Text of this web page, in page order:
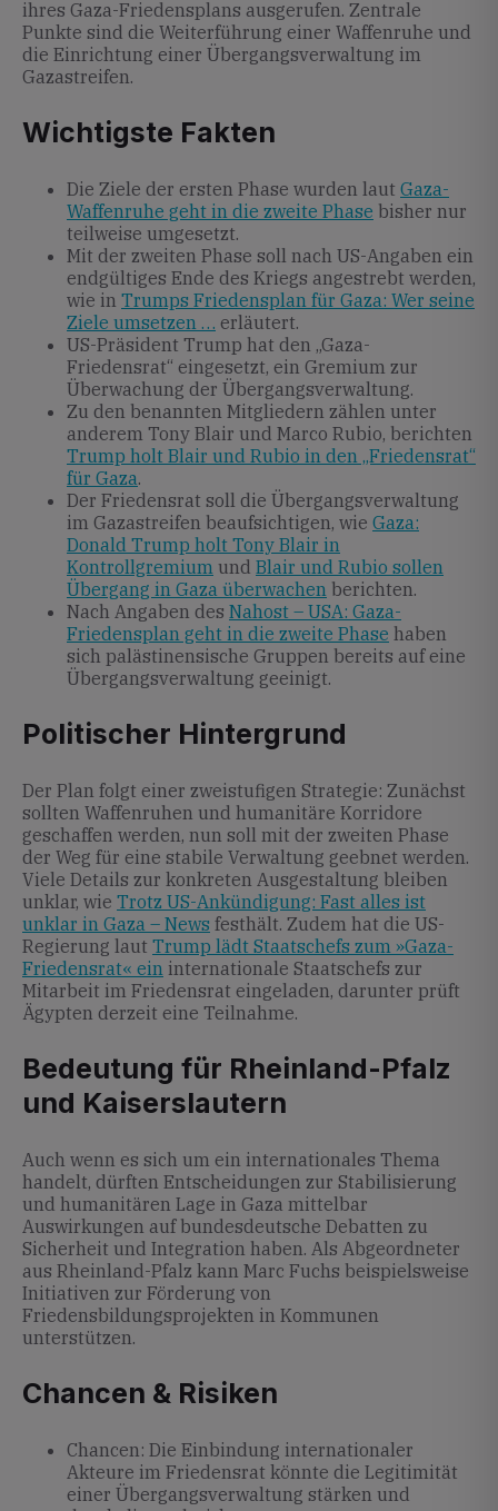
ihres Gaza-Friedensplans ausgerufen. Zentrale
Punkte sind die Weiterführung einer Waffenruhe und
die Einrichtung einer Übergangsverwaltung im
Gazastreifen.
Wichtigste Fakten
Die Ziele der ersten Phase wurden laut Gaza-
Waffenruhe geht in die zweite Phase bisher nur
teilweise umgesetzt.
Mit der zweiten Phase soll nach US-Angaben ein
endgültiges Ende des Kriegs angestrebt werden,
wie in Trumps Friedensplan für Gaza: Wer seine
Ziele umsetzen … erläutert.
US-Präsident Trump hat den „Gaza-
Friedensrat“ eingesetzt, ein Gremium zur
Überwachung der Übergangsverwaltung.
Zu den benannten Mitgliedern zählen unter
anderem Tony Blair und Marco Rubio, berichten
Trump holt Blair und Rubio in den „Friedensrat“
für Gaza.
Der Friedensrat soll die Übergangsverwaltung
im Gazastreifen beaufsichtigen, wie Gaza:
Donald Trump holt Tony Blair in
Kontrollgremium und Blair und Rubio sollen
Übergang in Gaza überwachen berichten.
Nach Angaben des Nahost – USA: Gaza-
Friedensplan geht in die zweite Phase haben
sich palästinensische Gruppen bereits auf eine
Übergangsverwaltung geeinigt.
Politischer Hintergrund
Der Plan folgt einer zweistufigen Strategie: Zunächst
sollten Waffenruhen und humanitäre Korridore
geschaffen werden, nun soll mit der zweiten Phase
der Weg für eine stabile Verwaltung geebnet werden.
Viele Details zur konkreten Ausgestaltung bleiben
unklar, wie Trotz US-Ankündigung: Fast alles ist
unklar in Gaza – News festhält. Zudem hat die US-
Regierung laut Trump lädt Staatschefs zum »Gaza-
Friedensrat« ein internationale Staatschefs zur
Mitarbeit im Friedensrat eingeladen, darunter prüft
Ägypten derzeit eine Teilnahme.
Bedeutung für Rheinland-Pfalz
und Kaiserslautern
Auch wenn es sich um ein internationales Thema
handelt, dürften Entscheidungen zur Stabilisierung
und humanitären Lage in Gaza mittelbar
Auswirkungen auf bundesdeutsche Debatten zu
Sicherheit und Integration haben. Als Abgeordneter
aus Rheinland-Pfalz kann Marc Fuchs beispielsweise
Initiativen zur Förderung von
Friedensbildungsprojekten in Kommunen
unterstützen.
Chancen & Risiken
Chancen: Die Einbindung internationaler
Akteure im Friedensrat könnte die Legitimität
einer Übergangsverwaltung stärken und